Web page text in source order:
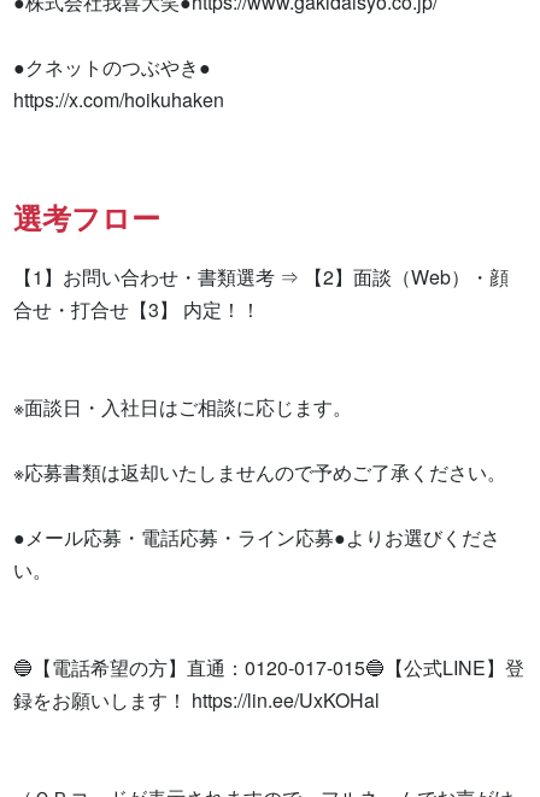
●クネットのつぶやき●
https://x.com/hoikuhaken
選考フロー
【1】お問い合わせ・書類選考 ⇒ 【2】面談（Web）・顔
合せ・打合せ【3】 内定！！
※面談日・入社日はご相談に応じます。
※応募書類は返却いたしませんので予めご了承ください。
●メール応募・電話応募・ライン応募●よりお選びくださ
い。
🔵【電話希望の方】直通：0120-017-015🔵【公式LINE】登
録をお願いします！ https://lin.ee/UxKOHal